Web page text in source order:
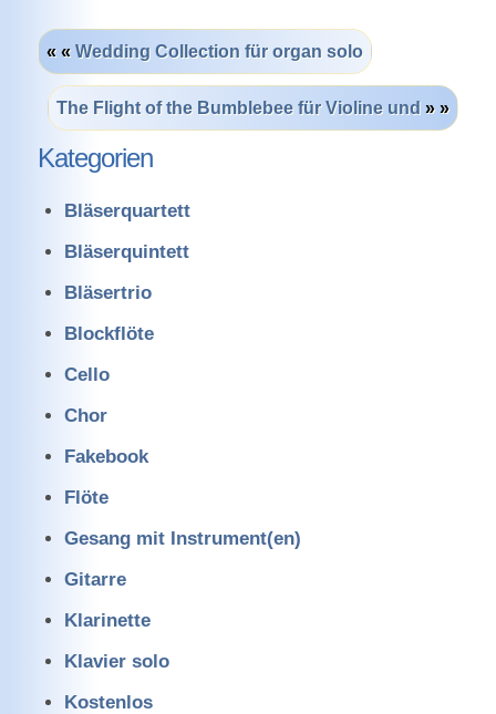
« « Wedding Collection für organ solo
The Flight of the Bumblebee für Violine und » »
Kategorien
Bläserquartett
Bläserquintett
Bläsertrio
Blockflöte
Cello
Chor
Fakebook
Flöte
Gesang mit Instrument(en)
Gitarre
Klarinette
Klavier solo
Kostenlos